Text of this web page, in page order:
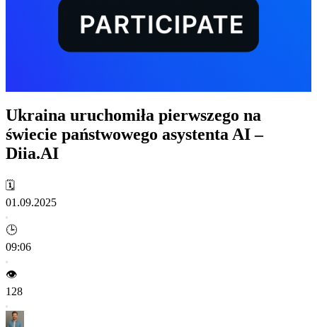
Ukraina uruchomiła pierwszego na
świecie państwowego asystenta AI –
Diia.AI
🗓️
01.09.2025
🕒
09:06
👁️
128